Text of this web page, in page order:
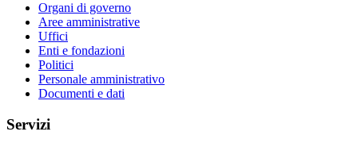
Organi di governo
Aree amministrative
Uffici
Enti e fondazioni
Politici
Personale amministrativo
Documenti e dati
Servizi